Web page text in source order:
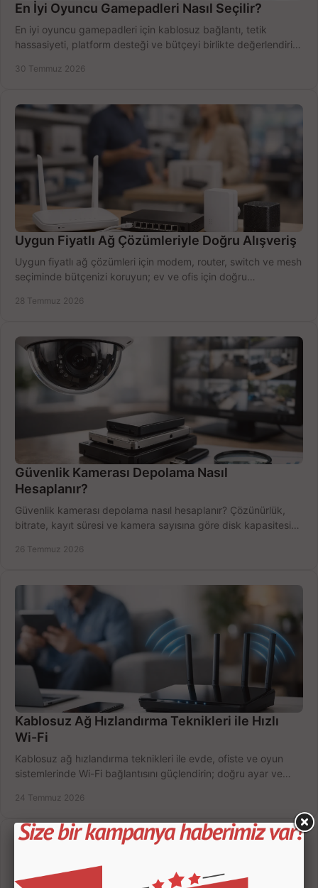
En İyi Oyuncu Gamepadleri Nasıl Seçilir?
En iyi oyuncu gamepadleri için kablosuz bağlantı, tetik
hassasiyeti, platform desteği ve bütçeyi birlikte değerlendirin;
30 Temmuz 2026
Uygun Fiyatlı Ağ Çözümleriyle Doğru Alışveriş
Uygun fiyatlı ağ çözümleri için modem, router, switch ve mesh
seçiminde bütçenizi koruyun; ev ve ofis için doğru
28 Temmuz 2026
Güvenlik Kamerası Depolama Nasıl
Hesaplanır?
Güvenlik kamerası depolama nasıl hesaplanır? Çözünürlük,
bitrate, kayıt süresi ve kamera sayısına göre disk kapasitesini
26 Temmuz 2026
Kablosuz Ağ Hızlandırma Teknikleri ile Hızlı
Wi-Fi
Kablosuz ağ hızlandırma teknikleri ile evde, ofiste ve oyun
sistemlerinde Wi-Fi bağlantısını güçlendirin; doğru ayar ve
24 Temmuz 2026